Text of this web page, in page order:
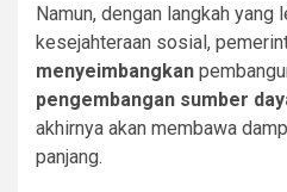
Namun, dengan langkah yang
kesejahteraan sosial,
menyeimbangkan
pengembangan sumber
akhirnya akan membawa
panjang.